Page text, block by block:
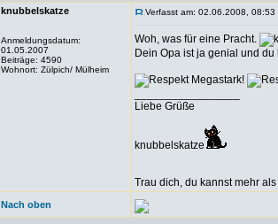
knubbelskatze
Anmeldungsdatum:
01.05.2007
Beiträge: 4590
Wohnort: Zülpich/ Mülheim
Verfasst am: 02.06.2008, 08:53
Woh, was für eine Pracht.
Dein Opa ist ja genial und
Megastark!
Liebe Grüße
knubbelskatze
Trau dich, du kannst mehr
Nach oben